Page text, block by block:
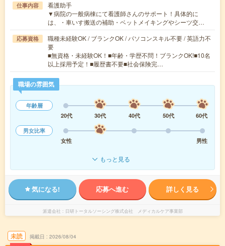
仕事内容
看護助手
▼病院の一般病棟にて看護師さんのサポート！具体的に
は、・車いす搬送の補助・ベットメイキングやシーツ交…
応募資格
職種未経験OK / ブランクOK / パソコンスキル不要 / 英語力不
要
■無資格・未経験OK！■年齢・学歴不問！ブランクOK!■10名
以上採用予定！■履歴書不要■社会保険完…
職場の雰囲気
年齢層
20代
30代 40代 50代
60代
男女比率
女性
男性
もっと見る
気になる! 応募へ進む 詳しく見る
派遣会社 日研トータルソーシング株式会社 メディカルケア事業部
未読 掲載日 2026/08/04